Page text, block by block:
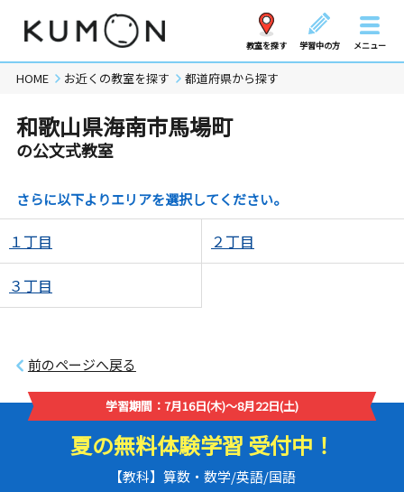
教室を探す 学習中の方 メニュー
HOME お近くの教室を探す 都道府県から探す
和歌山県海南市馬場町
の公文式教室
さらに以下よりエリアを選択してください。
１丁目 ２丁目
３丁目
前のページへ戻る
学習期間：7月16日(木)～8月22日(土)
夏の無料体験学習 受付中！
【教科】算数・数学/英語/国語